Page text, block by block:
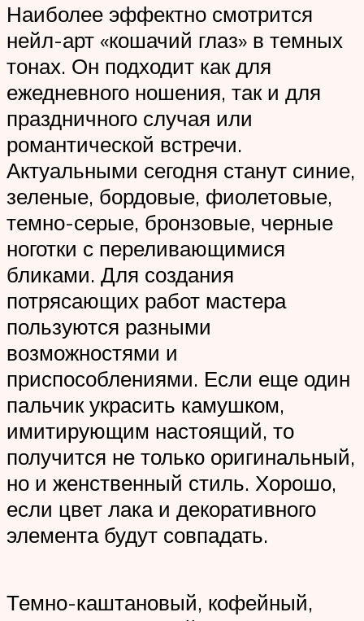
Наиболее эффектно смотрится
нейл-арт «кошачий глаз» в темных
тонах. Он подходит как для
ежедневного ношения, так и для
праздничного случая или
романтической встречи.
Актуальными сегодня станут синие,
зеленые, бордовые, фиолетовые,
темно-серые, бронзовые, черные
ноготки с переливающимися
бликами. Для создания
потрясающих работ мастера
пользуются разными
возможностями и
приспособлениями. Если еще один
пальчик украсить камушком,
имитирующим настоящий, то
получится не только оригинальный,
но и женственный стиль. Хорошо,
если цвет лака и декоративного
элемента будут совпадать.
Темно-каштановый, кофейный,